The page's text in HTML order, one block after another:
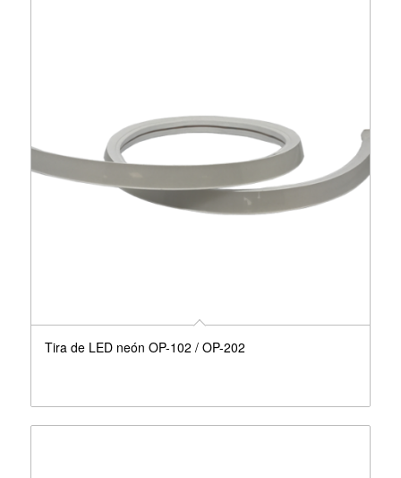
Tira de LED neón OP-102 / OP-202